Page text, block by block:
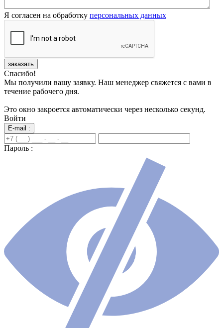
Я согласен на обработку персональных данных
заказать
Спасибо!
Мы получили вашу заявку. Наш менеджер свяжется с вами в
течение рабочего дня.
Это окно закроется автоматически через несколько секунд.
Войти
E-mail :
Пароль :